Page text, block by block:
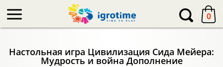
0
Настольная игра Цивилизация Сида Мейера:
Мудрость и война Дополнение